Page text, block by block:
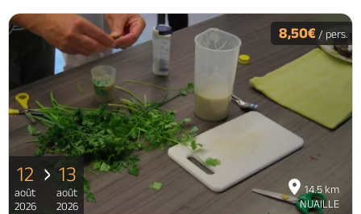
14.5 km
NUAILLE
8,50€ / pers.
12
août
2026
13
août
2026